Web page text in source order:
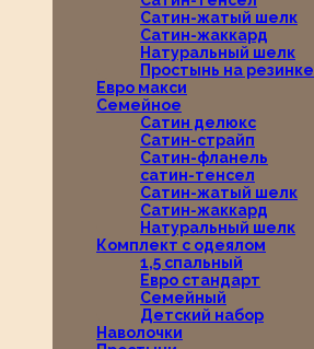
Сатин-жатый шелк
Сатин-жаккард
Натуральный шелк
Простынь на резинке
Евро макси
Семейное
Сатин делюкс
Сатин-страйп
Сатин-фланель
сатин-тенсел
Сатин-жатый шелк
Сатин-жаккард
Натуральный шелк
Комплект с одеялом
1,5 спальный
Евро стандарт
Семейный
Детский набор
Наволочки